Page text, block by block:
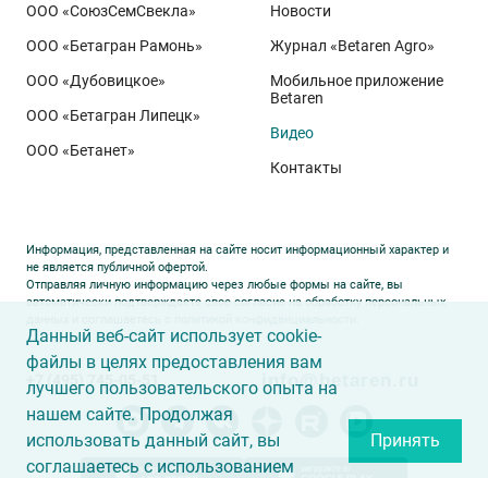
ООО «СоюзСемСвекла»
ООО «Бетагран Рамонь»
ООО «Дубовицкое»
ООО «Бетагран Липецк»
ООО «Бетанет»
Новости
Журнал «Betaren Agro»
Мобильное приложение
Betaren
Видео
Контакты
Информация, представленная на сайте носит информационный характер и
не является публичной офертой.
Отправляя личную информацию через любые формы на сайте, вы
автоматически подтверждаете свое согласие на обработку персональных
info@betaren.ru
Данный веб-сайт использует cookie-
файлы в целях предоставления вам
лучшего пользовательского опыта на
нашем сайте. Продолжая
использовать данный сайт, вы
соглашаетесь с использованием
Принять